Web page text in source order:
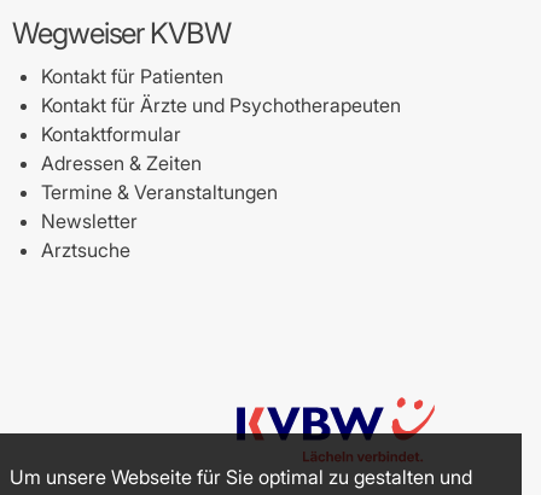
Wegweiser KVBW
Kontakt für Patienten
Kontakt für Ärzte und Psychotherapeuten
Kontaktformular
Adressen & Zeiten
Termine & Veranstaltungen
Newsletter
Arztsuche
Um unsere Webseite für Sie optimal zu gestalten und